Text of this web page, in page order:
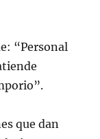
“Personal
que dan